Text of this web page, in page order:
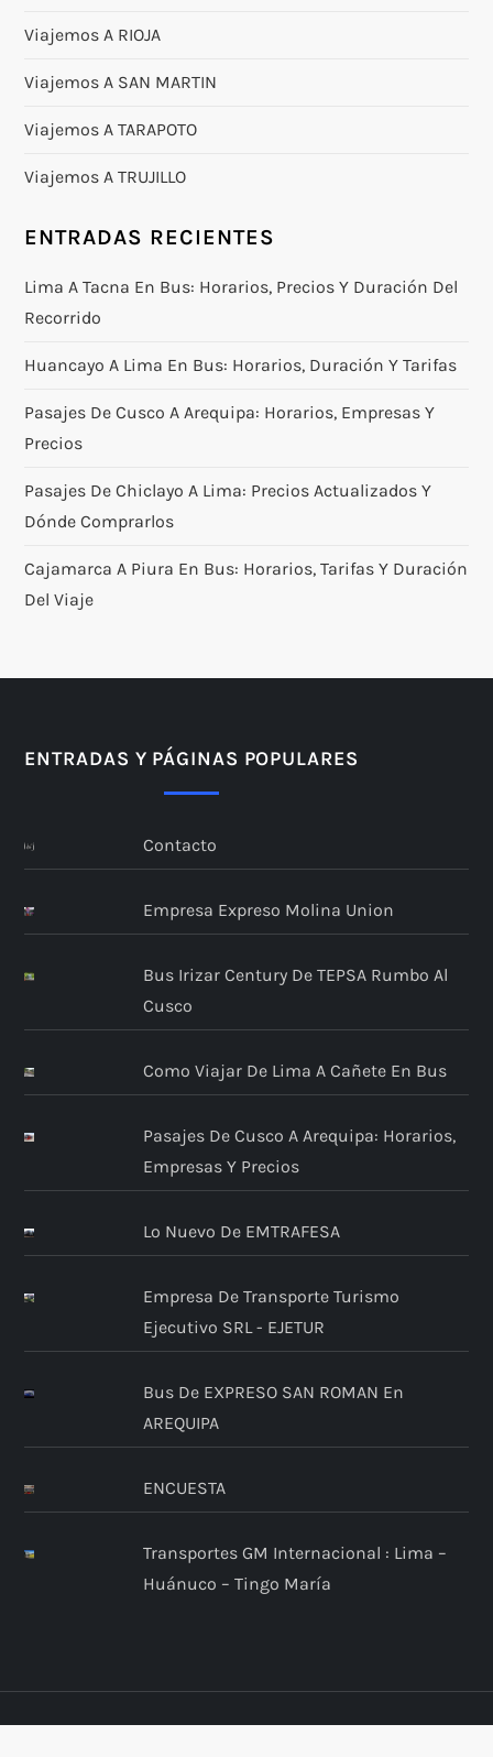
Viajemos A RIOJA
Viajemos A SAN MARTIN
Viajemos A TARAPOTO
Viajemos A TRUJILLO
ENTRADAS RECIENTES
Lima A Tacna En Bus: Horarios, Precios Y Duración Del
Recorrido
Huancayo A Lima En Bus: Horarios, Duración Y Tarifas
Pasajes De Cusco A Arequipa: Horarios, Empresas Y
Precios
Pasajes De Chiclayo A Lima: Precios Actualizados Y
Dónde Comprarlos
Cajamarca A Piura En Bus: Horarios, Tarifas Y Duración
Del Viaje
ENTRADAS Y PÁGINAS POPULARES
Contacto
Empresa Expreso Molina Union
Bus Irizar Century De TEPSA Rumbo Al
Cusco
Como Viajar De Lima A Cañete En Bus
Pasajes De Cusco A Arequipa: Horarios,
Empresas Y Precios
Lo Nuevo De EMTRAFESA
Empresa De Transporte Turismo
Ejecutivo SRL - EJETUR
Bus De EXPRESO SAN ROMAN En
AREQUIPA
ENCUESTA
Transportes GM Internacional : Lima –
Huánuco – Tingo María